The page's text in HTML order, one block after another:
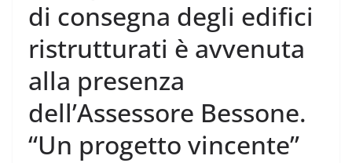
di consegna degli edifici
ristrutturati è avvenuta
alla presenza
dell’Assessore Bessone.
“Un progetto vincente”